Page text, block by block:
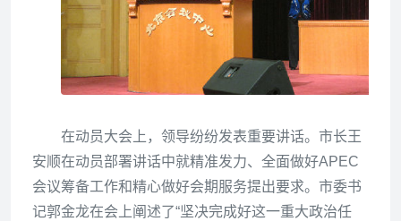
在动员大会上，领导纷纷发表重要讲话。市长王
安顺在动员部署讲话中就精准发力、全面做好APEC
会议筹备工作和精心做好会期服务提出要求。市委书
记郭金龙在会上阐述了“坚决完成好这一重大政治任